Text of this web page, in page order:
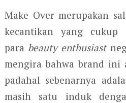
Make Over merupakan
kecantikan yang cukup
para beauty enthusiast
mengira bahwa brand ini
padahal sebenarnya
masih satu induk